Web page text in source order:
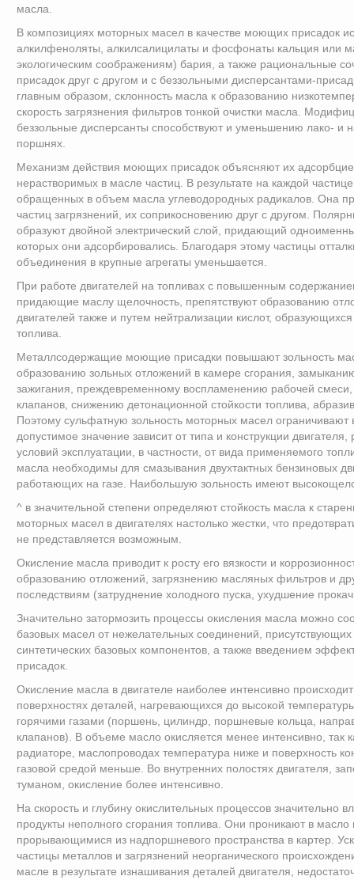
масла.
В композициях моторных масел в качестве моющих присадок
алкилфеноляты, алкилсалицилаты и фосфонаты кальция или
экологическим соображениям) бария, а также рациональные
присадок друг с другом и с беззольными дисперсантами-
главным образом, склонность масла к образованию
скорость загрязнения фильтров тонкой очистки масла.
беззольные дисперсанты способствуют и уменьшению лако- и
поршнях.
Механизм действия моющих присадок объясняют их
нерастворимых в масле частиц. В результате на каждой
обращенных в объем масла углеводородных радикалов. Она
частиц загрязнений, их соприкосновению друг с другом.
образуют двойной электрический слой, придающий
которых они адсорбировались. Благодаря этому частицы
объединения в крупные агрегаты уменьшается.
При работе двигателей на топливах с повышенным
придающие маслу щелочность, препятствуют образованию
двигателей также и путем нейтрализации кислот,
топлива.
Металлсодержащие моющие присадки повышают зольность
образованию зольных отложений в камере сгорания,
зажигания, преждевременному воспламенению рабочей смеси,
клапанов, снижению детонационной стойкости топлива,
Поэтому сульфатную зольность моторных масел
допустимое значение зависит от типа и конструкции
условий эксплуатации, в частности, от вида применяемого
масла необходимы для смазывания двухтактных бензиновых
работающих на газе. Наибольшую зольность имеют
^ в значительной степени определяют стойкость масла к
моторных масел в двигателях настолько жестки, что
не представляется возможным.
Окисление масла приводит к росту его вязкости и
образованию отложений, загрязнению масляных фильтров и
последствиям (затруднение холодного пуска, ухудшение
Значительно затормозить процессы окисления масла можно
базовых масел от нежелательных соединений,
синтетических базовых компонентов, а также введением
присадок.
Окисление масла в двигателе наиболее интенсивно
поверхностях деталей, нагревающихся до высокой
горячими газами (поршень, цилиндр, поршневые кольца,
клапанов). В объеме масло окисляется менее интенсивно, так
радиаторе, маслопроводах температура ниже и поверхность
газовой средой меньше. Во внутренних полостях двигателя,
туманом, окисление более интенсивно.
На скорость и глубину окислительных процессов
продукты неполного сгорания топлива. Они проникают в масло
прорывающимися из надпоршневого пространства в картер.
частицы металлов и загрязнений неорганического
масле в результате изнашивания деталей двигателя,